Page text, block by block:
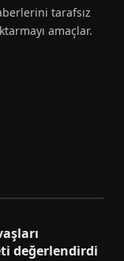
tarafsız
amaçlar.
değerlendirdi